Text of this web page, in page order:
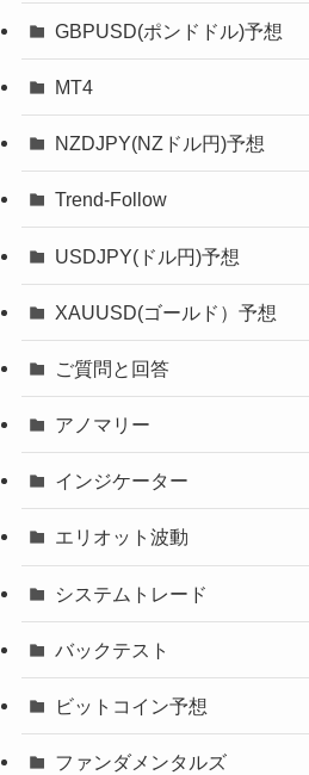
GBPUSD(ポンドドル)予想
MT4
NZDJPY(NZドル円)予想
Trend-Follow
USDJPY(ドル円)予想
XAUUSD(ゴールド）予想
ご質問と回答
アノマリー
インジケーター
エリオット波動
システムトレード
バックテスト
ビットコイン予想
ファンダメンタルズ